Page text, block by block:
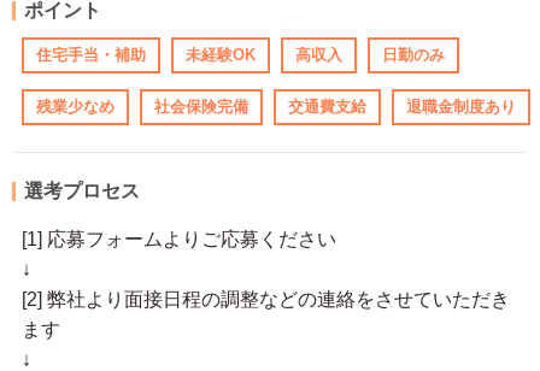
ポイント
住宅手当・補助 未経験OK 高収入 日勤のみ
残業少なめ 社会保険完備 交通費支給 退職金制度あり
選考プロセス
[1] 応募フォームよりご応募ください
↓
[2] 弊社より面接日程の調整などの連絡をさせていただき
ます
↓